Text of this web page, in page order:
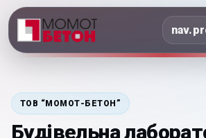
ТОВ “МОМОТ-БЕТОН”
Будівельна